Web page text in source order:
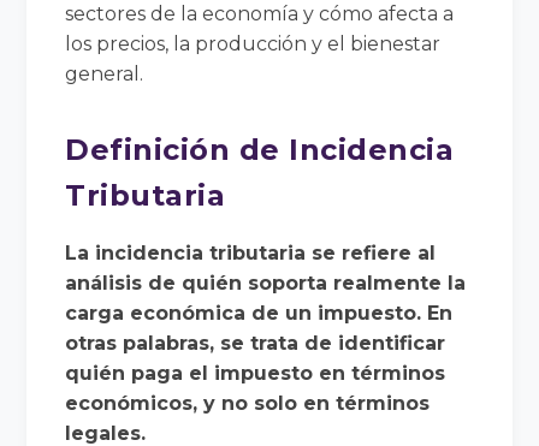
sectores de la economía y cómo afecta a
los precios, la producción y el bienestar
general.
Definición de Incidencia
Tributaria
La incidencia tributaria se refiere al
análisis de quién soporta realmente la
carga económica de un impuesto. En
otras palabras, se trata de identificar
quién paga el impuesto en términos
económicos, y no solo en términos
legales.